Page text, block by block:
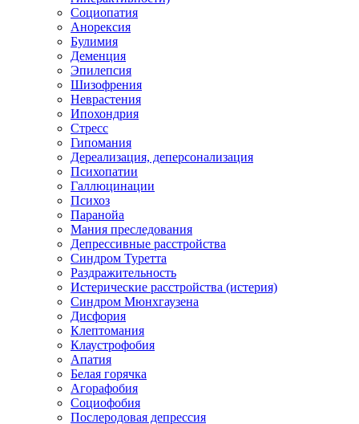
Социопатия
Анорексия
Булимия
Деменция
Эпилепсия
Шизофрения
Неврастения
Ипохондрия
Стресс
Гипомания
Дереализация, деперсонализация
Психопатии
Галлюцинации
Психоз
Паранойа
Мания преследования
Депрессивные расстройства
Синдром Туретта
Раздражительность
Истерические расстройства (истерия)
Синдром Мюнхгаузена
Дисфория
Клептомания
Клаустрофобия
Апатия
Белая горячка
Агорафобия
Социофобия
Послеродовая депрессия